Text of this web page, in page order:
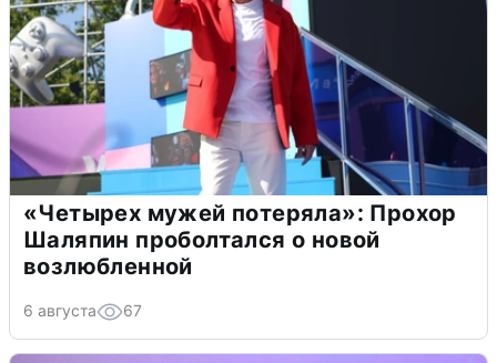
«Четырех мужей потеряла»: Прохор
Шаляпин проболтался о новой
возлюбленной
6 августа 67